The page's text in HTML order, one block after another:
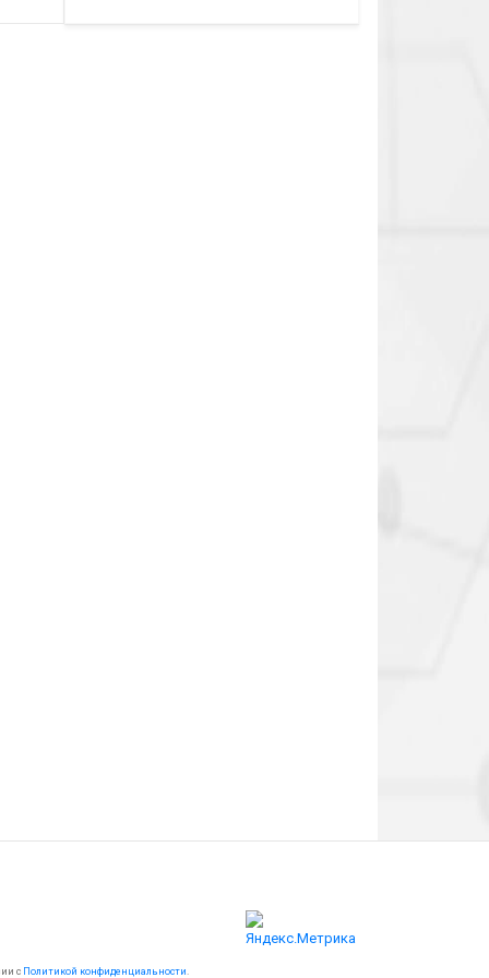
функций/режимов
с Политикой конфиденциальности.